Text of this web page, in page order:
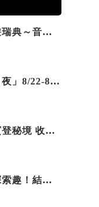
夏日節奏／漫遊瑞典～音樂、療癒桑拿、美味歡樂螯蝦節
「東北角外澳月夜」8/22-8/23浪漫登場 串聯五漁村、音樂、市集、火舞與慢旅共度夏夜
探索瑞士格勞賓登秘境 收藏六種阿爾卑斯夏日療癒之旅
嘉義鹿草夏日探索趣！結合科學、農場與自然的親子小旅行